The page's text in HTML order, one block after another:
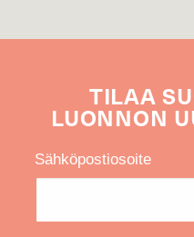
TILAA
LUONNON
Sähköpostiosoite